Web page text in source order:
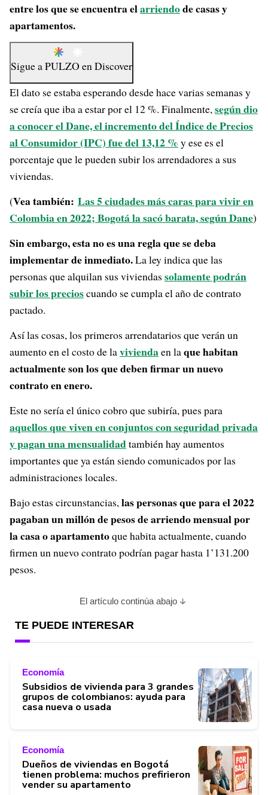
entre los que se encuentra elarriendode casas y
apartamentos.
Sigue aPULZO enDiscover
El dato se estaba esperando desde hace varias semanas y
se creía que iba a estar por el 12 %. Finalmente,según dio
a conocer el Dane, el incremento del Índice de Precios
al Consumidor (IPC) fue del 13,12 % y ese es el
porcentaje que le pueden subir los arrendadores a sus
viviendas.
(Vea también: Las 5 ciudades más caras para vivir en
Colombia en 2022; Bogotá la sacó barata, según Dane)
Sin embargo, esta no es una regla que se deba
implementar de inmediato.La ley indica que las
personas que alquilan sus viviendas solamente podrán
subir los precioscuando se cumpla el año de contrato
pactado.
Así las cosas, los primeros arrendatarios que verán un
aumento en el costo de laviviendaen laque habitan
actualmente son los que deben firmar un nuevo
contrato en enero.
Este no sería el único cobro que subiría, pues para
aquellos que viven en conjuntos con seguridad privada
y pagan una mensualidadtambién hay aumentos
importantes que ya están siendo comunicados por las
administraciones locales.
Bajo estas circunstancias,las personas que para el 2022
pagaban un millón de pesos de arriendo mensual por
la casa o apartamentoque habita actualmente, cuando
firmen un nuevo contrato podrían pagar hasta 1’131.200
pesos.
El artículo continúa abajo
TE PUEDE INTERESAR
Economía
Subsidios de vivienda para 3 grandes
grupos de colombianos: ayuda para
casa nueva o usada
Economía
Dueños de viviendas en Bogotá
tienen problema: muchos prefirieron
vender su apartamento